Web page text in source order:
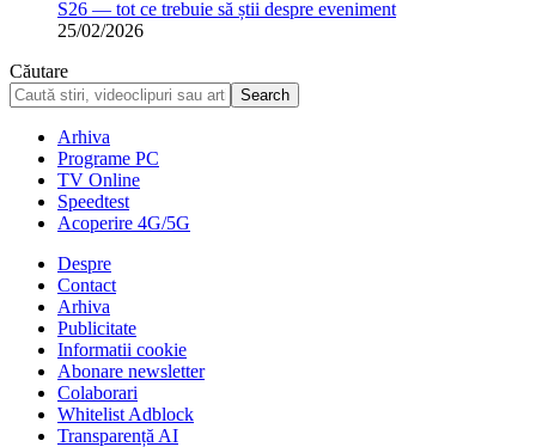
S26 — tot ce trebuie să știi despre eveniment
25/02/2026
Căutare
Arhiva
Programe PC
TV Online
Speedtest
Acoperire 4G/5G
Despre
Contact
Arhiva
Publicitate
Informatii cookie
Abonare newsletter
Colaborari
Whitelist Adblock
Transparență AI